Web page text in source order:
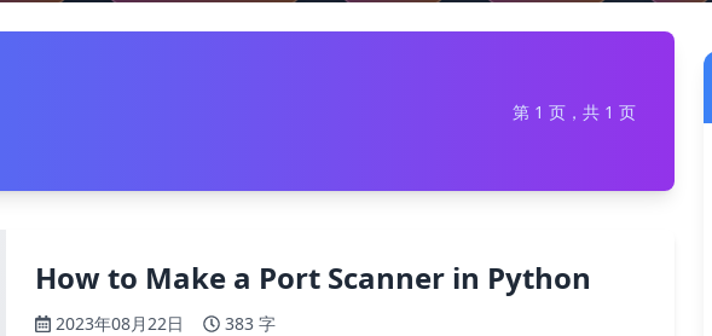
text json windows-11 os sklearn pip
第 1 页，共 1 页
How to Make a Port Scanner in Python
2023年08月22日 383 字